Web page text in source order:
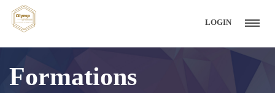
LOGIN
Formations